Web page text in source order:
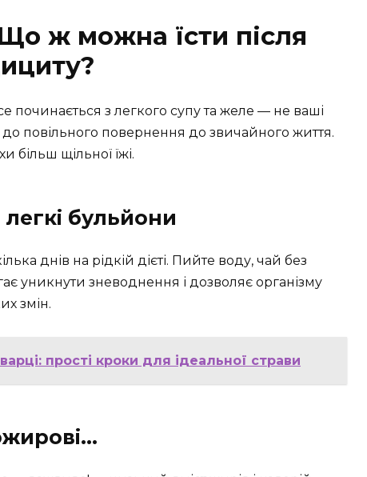
ж можна їсти після
починається з легкого супу та желе — не ваші
повільного повернення до звичайного життя.
більш щільної їжі.
бульйони
днів на рідкій дієті. Пийте воду, чай без
уникнути зневоднення і дозволяє організму
змін.
прості кроки для ідеальної страви